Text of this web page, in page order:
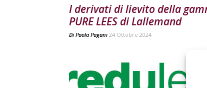
I derivati di lievito della
PURE LEES di Lallemand
Di Paola Pagani 24 Ottobre 2024